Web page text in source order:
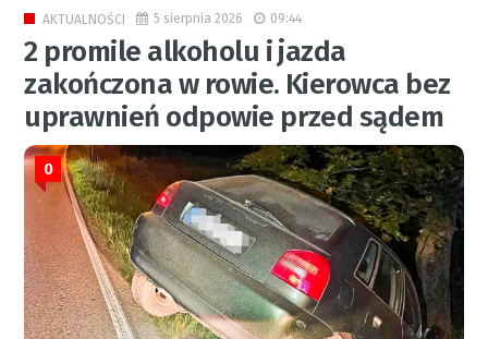
AKTUALNOŚCI 5 sierpnia 2026 09:44
2 promile alkoholu i jazda
zakończona w rowie. Kierowca bez
uprawnień odpowie przed sądem
0